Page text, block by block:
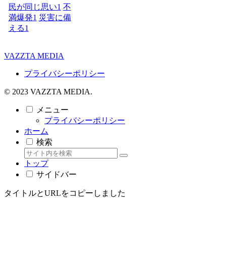
民が同じ思い1 不
満爆発1 災害に備
える1
VAZZTA MEDIA
プライバシーポリシー
© 2023 VAZZTA MEDIA.
メニュー
プライバシーポリシー
ホーム
検索
トップ
サイドバー
タイトルとURLをコピーしました